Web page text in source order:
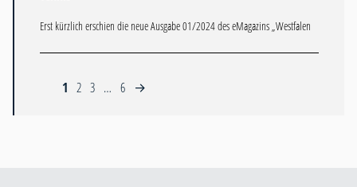
Erst kürzlich erschien die neue Ausgabe 01/2024 des eMagazins „Westfalen
1 2 3 … 6 →